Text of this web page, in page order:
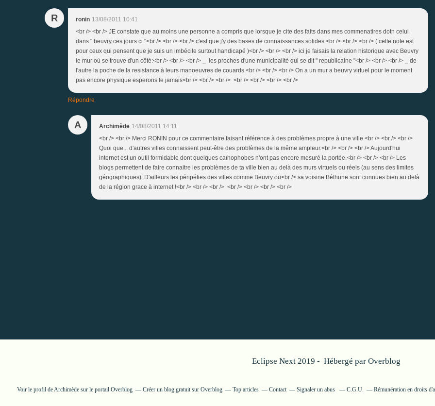
R ronin 13/08/2011 10:41
<br /> <br /> JE constate que au moins une personne a compris que lorsque je cite des faits dans mes commenatires dotn celui
dans " beuvry ces jours ci "<br /> <br /> <br /> c'est que j'y des bases de connaissances solides.<br /> <br /> <br /> ( cette note est
pour ceux qui pensent que je suis un imbécile surtout handicapé )<br /> <br /> <br /> ici je faisais la relation historique avec Beuvry
le mur où se trouve d'un côté:<br /> <br /> <br /> _ les proches d'une municipalité qui se dit " republicaine "<br /> <br /> <br /> _ de
l'autre la poche de la resistance à leurs manoeuvres de couards.<br /> <br /> <br /> On a un mur a beuvry virtuel pour le moment
pas encore physique esperons le jamais<br /> <br /> <br /> <br /> <br /> <br /> <br />
Répondre
A Archimède 14/08/2011 14:11
<br /> <br /> Merci RONIN pour ce commentaire faisant référence à des problèmes propre à une ville.<br /> <br /> <br />
Quoi que... d'autres villes connaissent peut-être des problèmes de la même ampleur.<br /> <br /> <br /> Aujourd'hui
internet est un outil formidable dont quelques caïnophobes n'ont pas encore mesuré la portée.<br /> <br /> <br /> Les
blogs permettent de faire connaitre les problèmes de ta ville bien au delà des murs virtuels ou réels (au sens des limites
géographiques). D'ailleurs les péripéties des villes comme Beuvry ou<br /> sa voisine Béthune sont connues bien au delà
de la région grace à internet !<br /> <br /> <br /> <br /> <br /> <br /> <br />
Eclipse Next 2019 - Hébergé par Overblog
Voir le profil deArchimède sur le portail Overblog Créer un blog gratuit sur Overblog Top articles Contact Signaler un abus C.G.U. Rémunération en droits